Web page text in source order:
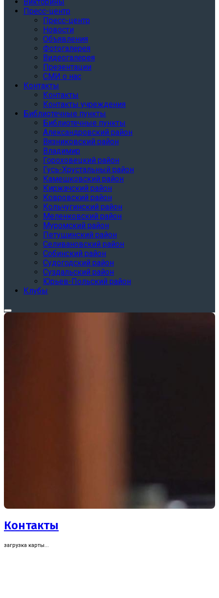
Викторины
Пресс-центр
Пресс-центр
Новости
Объявления
Фотогалерея
Видеогалерея
Презентации
СМИ о нас
Контакты
Контакты
Контакты учреждения
Библиотечные пункты
Библиотечные пункты
Александровский район
Вязниковский район
Владимир
Гороховецкий район
Гусь-Хрустальный район
Камешковский район
Киржачский район
Ковровский район
Кольчугинский район
Меленковский район
Муромский район
Петушинский район
Селивановский район
Собинский район
Судогодский район
Суздальский район
Юрьев-Польский район
Клубы
Контакты
загрузка карты...